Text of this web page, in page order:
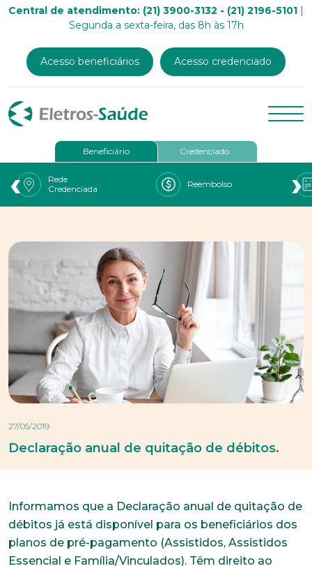
Central de atendimento: (21) 3900-3132 - (21) 2196-5101 |
Segunda a sexta-feira, das 8h às 17h
Acesso beneficiários Acesso credenciado
Beneficiário Credenciado
Rede
Credenciada
Reembolso
‹ ›
27/05/2019
Declaração anual de quitação de débitos.
Informamos que a Declaração anual de quitação de
débitos já está disponível para os beneficiários dos
planos de pré-pagamento (Assistidos, Assistidos
Essencial e Família/Vinculados). Têm direito ao